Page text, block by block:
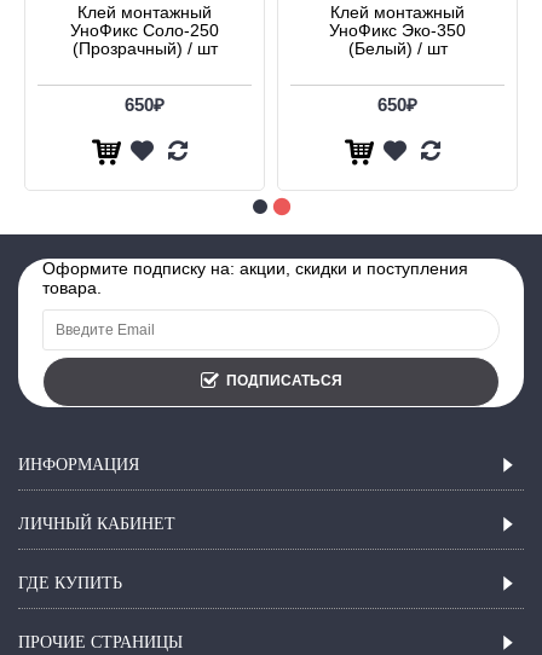
Клей монтажный
УноФикс Соло-250
(Прозрачный) / шт
650₽
Клей монтажный
УноФикс Эко-350
(Белый) / шт
650₽
Оформите подписку на: акции, скидки и поступления
товара.
ПОДПИСАТЬСЯ
ИНФОРМАЦИЯ
ЛИЧНЫЙ КАБИНЕТ
ГДЕ КУПИТЬ
ПРОЧИЕ СТРАНИЦЫ